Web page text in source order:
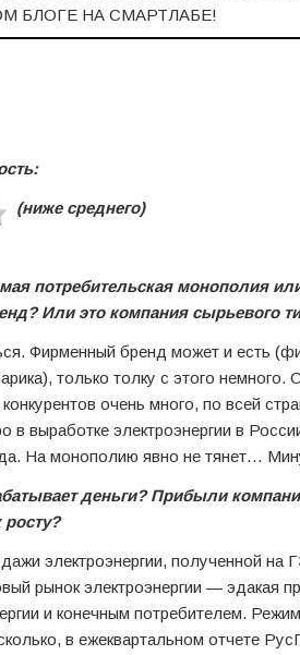
БЛОГЕ НА СМАРТЛАБЕ!
(ниже среднего)
потребительская монополия
Или это компания сырьевого
Фирменный бренд может и есть
только толку с этого немного. С
очень много, по всей
выработке электроэнергии в
На монополию явно не тянет…
деньги? Прибыли
электроэнергии, полученной на
рынок электроэнергии — эдакая
и конечным потребителем.
в ежеквартальном отчете